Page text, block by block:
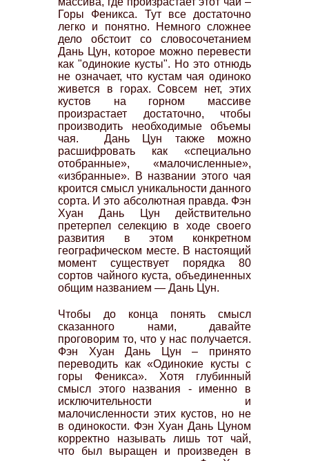
Горы Феникса. Тут все достаточно
легко и понятно. Немного сложнее
дело обстоит со словосочетанием
Дань Цун, которое можно перевести
как "одинокие кусты". Но это отнюдь
не означает, что кустам чая одиноко
живется в горах. Совсем нет, этих
кустов на горном массиве
произрастает достаточно, чтобы
производить необходимые объемы
чая. Дань Цун также можно
расшифровать как «специально
отобранные», «малочисленные»,
«избранные». В названии этого чая
кроится смысл уникальности данного
сорта. И это абсолютная правда. Фэн
Хуан Дань Цун действительно
претерпел селекцию в ходе своего
развития в этом конкретном
географическом месте. В настоящий
момент существует порядка 80
сортов чайного куста, объединенных
общим названием — Дань Цун.
Чтобы до конца понять смысл
сказанного нами, давайте
проговорим то, что у нас получается.
Фэн Хуан Дань Цун – принято
переводить как «Одинокие кусты с
горы Феникса». Хотя глубинный
смысл этого названия - именно в
исключительности и
малочисленности этих кустов, но не
в одинокости. Фэн Хуан Дань Цуном
корректно называть лишь тот чай,
что был выращен и произведен в